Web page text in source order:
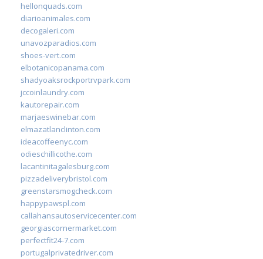
hellonquads.com
diarioanimales.com
decogaleri.com
unavozparadios.com
shoes-vert.com
elbotanicopanama.com
shadyoaksrockportrvpark.com
jccoinlaundry.com
kautorepair.com
marjaeswinebar.com
elmazatlanclinton.com
ideacoffeenyc.com
odieschillicothe.com
lacantinitagalesburg.com
pizzadeliverybristol.com
greenstarsmogcheck.com
happypawspl.com
callahansautoservicecenter.com
georgiascornermarket.com
perfectfit24-7.com
portugalprivatedriver.com